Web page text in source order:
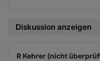
Diskussion anzeigen
R Kehrer (nicht